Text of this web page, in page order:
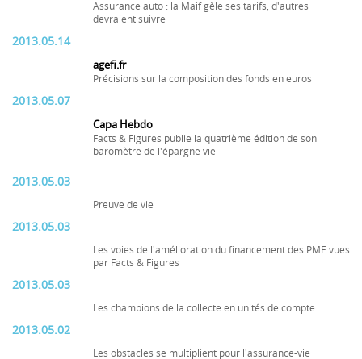
Assurance auto : la Maif gèle ses tarifs, d'autres
devraient suivre
2013.05.14
agefi.fr
Précisions sur la composition des fonds en euros
2013.05.07
Capa Hebdo
Facts & Figures publie la quatrième édition de son
baromètre de l'épargne vie
2013.05.03
Preuve de vie
2013.05.03
Les voies de l'amélioration du financement des PME vues
par Facts & Figures
2013.05.03
Les champions de la collecte en unités de compte
2013.05.02
Les obstacles se multiplient pour l'assurance-vie